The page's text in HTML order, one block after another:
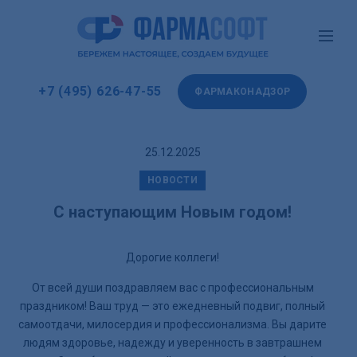
+7 (495) 626-47-55 ФАРМАКОНАДЗОР
25.12.2025
НОВОСТИ
С наступающим Новым годом!
Дорогие коллеги!
От всей души поздравляем вас с профессиональным
праздником! Ваш труд — это ежедневный подвиг, полный
самоотдачи, милосердия и профессионализма. Вы дарите
людям здоровье, надежду и уверенность в завтрашнем